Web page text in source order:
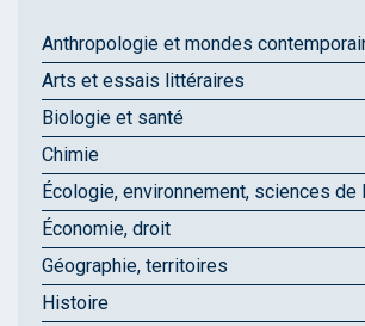
Anthropologie et mondes
Arts et essais littéraires
Biologie et santé
Chimie
Écologie, environnement, sciences de
Économie, droit
Géographie, territoires
Histoire